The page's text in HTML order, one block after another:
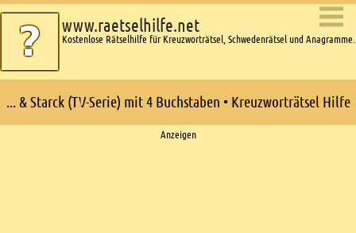
www.raetselhilfe.net
Kostenlose Rätselhilfe für Kreuzworträtsel, Schwedenrätsel und Anagramme.
... & Starck (TV-Serie) mit 4 Buchstaben • Kreuzworträtsel Hilfe
Anzeigen